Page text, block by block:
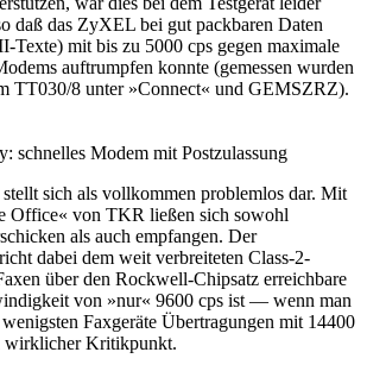
daß das ZyXEL bei gut packbaren Daten
Texte) mit bis zu 5000 cps gegen maximale
auftrumpfen konnte (gemessen wurden
TT030/8 unter »Connect« und GEMSZRZ).
schnelles Modem mit Postzulassung
sich als vollkommen problemlos dar. Mit
Office« von TKR ließen sich sowohl
als auch empfangen. Der
dabei dem weit verbreiteten Class-2-
über den Rockwell-Chipsatz erreichbare
von »nur« 9600 cps ist — wenn man
Faxgeräte Übertragungen mit 14400
Kritikpunkt.